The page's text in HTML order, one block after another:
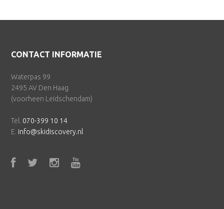
Footer
CONTACT INFORMATIE
Waterpas 99
2495 AV Den Haag
(voorheen Leidschendam)
Tel. 070-399 10 14
E. info@skidiscovery.nl